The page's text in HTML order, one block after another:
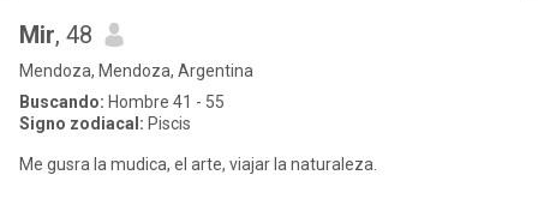
Mir, 48
Mendoza, Mendoza, Argentina
Buscando: Hombre 41 - 55
Signo zodiacal: Piscis
Me gusra la mudica, el arte, viajar la naturaleza.